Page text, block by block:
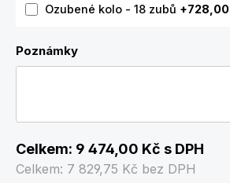
Ozubené kolo - 18 zubů +728,00
Poznámky
Celkem: 9 474,00 Kč s DPH
Celkem: 7 829,75 Kč bez DPH